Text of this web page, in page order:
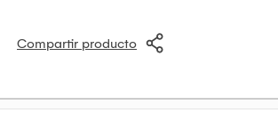
Compartir producto